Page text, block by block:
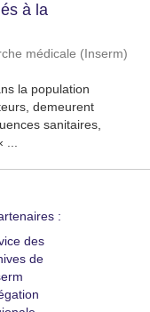
à la
médicale (Inserm)
la population
demeurent
sanitaires,
:
des
de